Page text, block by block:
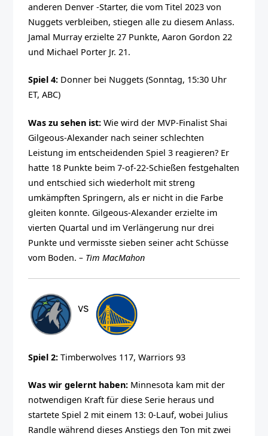
anderen Denver -Starter, die vom Titel 2023 von
Nuggets verbleiben, stiegen alle zu diesem Anlass.
Jamal Murray erzielte 27 Punkte, Aaron Gordon 22
und Michael Porter Jr. 21.
Spiel 4: Donner bei Nuggets (Sonntag, 15:30 Uhr
ET, ABC)
Was zu sehen ist:Wie wird der MVP-Finalist Shai
Gilgeous-Alexander nach seiner schlechten
Leistung im entscheidenden Spiel 3 reagieren? Er
hatte 18 Punkte beim 7-of-22-Schießen festgehalten
und entschied sich wiederholt mit streng
umkämpften Springern, als er nicht in die Farbe
gleiten konnte. Gilgeous-Alexander erzielte im
vierten Quartal und im Verlängerung nur drei
Punkte und vermisste sieben seiner acht Schüsse
vom Boden.– Tim MacMahon
Spiel 2: Timberwolves 117, Warriors 93
Was wir gelernt haben: Minnesota kam mit der
notwendigen Kraft für diese Serie heraus und
startete Spiel 2 mit einem 13: 0-Lauf, wobei Julius
Randle während dieses Anstiegs den Ton mit zwei